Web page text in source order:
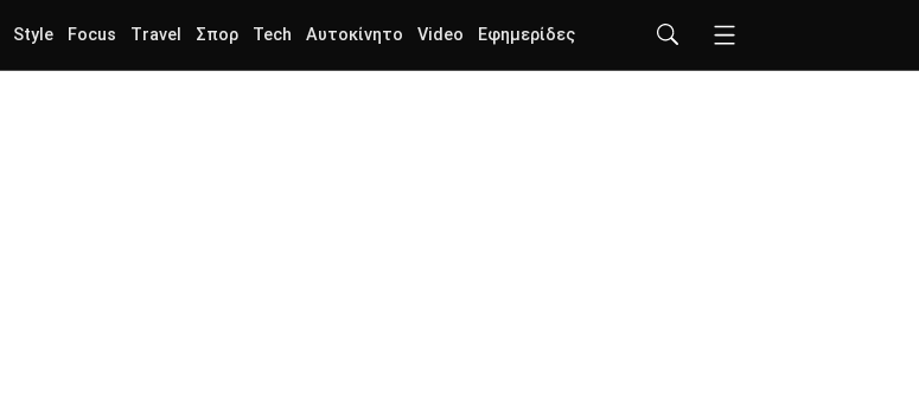
Style Focus Travel Σπορ Tech Αυτοκίνητο Video Εφημερίδες